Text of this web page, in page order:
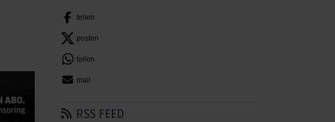
teilen
posten
teilen
mail
RSS FEED